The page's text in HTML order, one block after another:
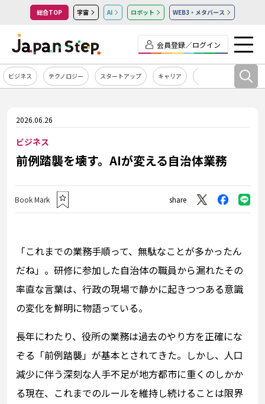
総合TOP 宇宙 AI ロボット WEB3・メタバース
会員登録／ログイン
ビジネス テクノロジー スタートアップ キャリア
2026.06.26
ビジネス
前例踏襲を壊す。AIが変える自治体業務
Book Mark share
「これまでの業務手順って、無駄なことが多かったん
だね」。研修に参加した自治体の職員から漏れたその
率直な言葉は、行政の現場で静かに起きつつある意識
の変化を鮮明に物語っている。
長年にわたり、役所の業務は過去のやり方を正確にな
ぞる「前例踏襲」が基本とされてきた。しかし、人口
減少に伴う深刻な人手不足が地方都市に重くのしかか
る現在、これまでのルールを維持し続けることは限界